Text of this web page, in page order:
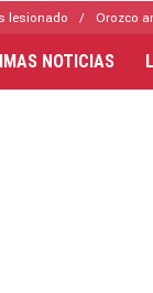
lesionado Orozco
NOTICIAS